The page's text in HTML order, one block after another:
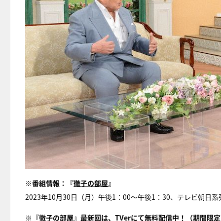
※番組情報：『徹子の部屋』
2023年10月30日（月）午後1：00～午後1：30、テレビ朝日系
※『徹子の部屋』最新回は、 TVerにて無料配信中 ！（期間限